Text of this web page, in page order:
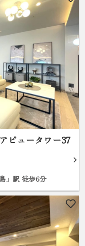
ビュータワー37
」駅 徒歩6分